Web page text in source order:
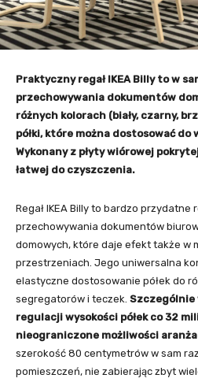
Praktyczny regał IKEA Billy to w
przechowywania dokumentów
różnych kolorach (biały, czarny,
półki, które można dostosować
Wykonany z płyty wiórowej
łatwej do czyszczenia.
Regał IKEA Billy to bardzo przydatne
przechowywania dokumentów
domowych, które daje efekt także w
przestrzeniach. Jego uniwersalna
elastyczne dostosowanie półek do
segregatorów i teczek. Szczególnie
regulacji wysokości półek co 32
nieograniczone możliwości
szerokość 80 centymetrów w sam
pomieszczeń, nie zabierając zbyt